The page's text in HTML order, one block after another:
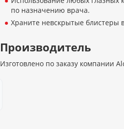
по назначению врача.
Храните невскрытые блистеры
Производитель
Изготовлено по заказу компании